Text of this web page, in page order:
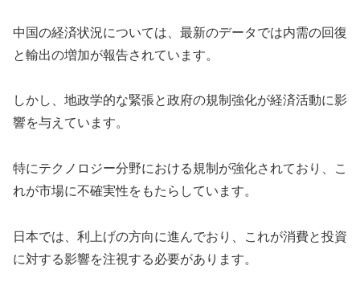
中国の経済状況については、最新のデータでは内需の回復
と輸出の増加が報告されています。
しかし、地政学的な緊張と政府の規制強化が経済活動に影
響を与えています。
特にテクノロジー分野における規制が強化されており、こ
れが市場に不確実性をもたらしています。
日本では、利上げの方向に進んでおり、これが消費と投資
に対する影響を注視する必要があります。